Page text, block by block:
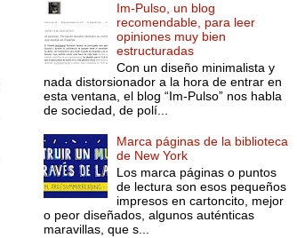
Im-Pulso, un blog
recomendable, para leer
opiniones muy bien
estructuradas
Con un diseño minimalista y
nada distorsionador a la hora de entrar en
esta ventana, el blog “Im-Pulso” nos habla
de sociedad, de polí...
Marca páginas de la biblioteca
de New York
Los marca páginas o puntos
de lectura son esos pequeños
impresos en cartoncito, mejor
o peor diseñados, algunos auténticas
maravillas, que s...